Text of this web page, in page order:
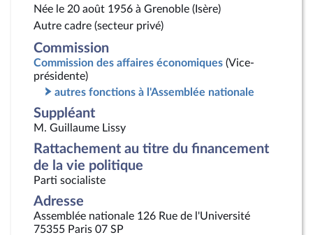
Née le 20 août 1956 à Grenoble (Isère)
Autre cadre (secteur privé)
Commission
Commission des affaires économiques (Vice-
présidente)
autres fonctions à l'Assemblée nationale
Suppléant
M. Guillaume Lissy
Rattachement au titre du financement
de la vie politique
Parti socialiste
Adresse
Assemblée nationale 126 Rue de l'Université
75355 Paris 07 SP